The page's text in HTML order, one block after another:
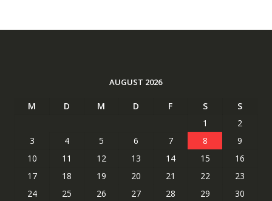
AUGUST 2026
M D M D F S
S
1
2
3
4 5 6 7 8
9
10
11 12 13 14 15
16
17
18 19 20 21 22
23
24
25 26 27 28 29
30